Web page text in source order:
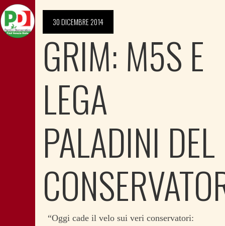
30 DICEMBRE 2014
GRIM: M5S E
LEGA
PALADINI DEL
“Oggi cade il velo sui veri conservatori: